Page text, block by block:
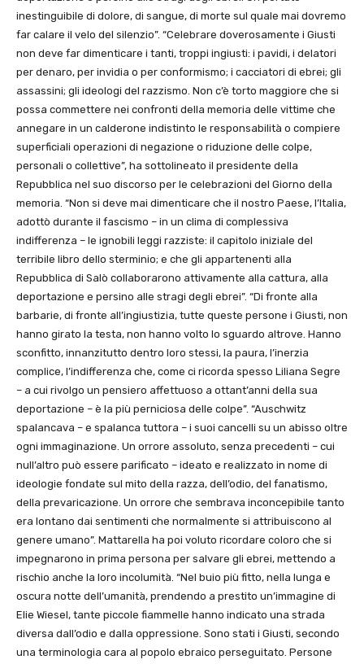
inestinguibile di dolore, di sangue, di morte sul quale mai dovremo
far calare il velo del silenzio”. “Celebrare doverosamente i Giusti
non deve far dimenticare i tanti, troppi ingiusti: i pavidi, i delatori
per denaro, per invidia o per conformismo; i cacciatori di ebrei; gli
assassini; gli ideologi del razzismo. Non c’è torto maggiore che si
possa commettere nei confronti della memoria delle vittime che
annegare in un calderone indistinto le responsabilità o compiere
superficiali operazioni di negazione o riduzione delle colpe,
personali o collettive”, ha sottolineato il presidente della
Repubblica nel suo discorso per le celebrazioni del Giorno della
memoria. “Non si deve mai dimenticare che il nostro Paese, l’Italia,
adottò durante il fascismo – in un clima di complessiva
indifferenza – le ignobili leggi razziste: il capitolo iniziale del
terribile libro dello sterminio; e che gli appartenenti alla
Repubblica di Salò collaborarono attivamente alla cattura, alla
deportazione e persino alle stragi degli ebrei”. “Di fronte alla
barbarie, di fronte all’ingiustizia, tutte queste persone i Giusti, non
hanno girato la testa, non hanno volto lo sguardo altrove. Hanno
sconfitto, innanzitutto dentro loro stessi, la paura, l’inerzia
complice, l’indifferenza che, come ci ricorda spesso Liliana Segre
– a cui rivolgo un pensiero affettuoso a ottant’anni della sua
deportazione – è la più perniciosa delle colpe”. “Auschwitz
spalancava – e spalanca tuttora – i suoi cancelli su un abisso oltre
ogni immaginazione. Un orrore assoluto, senza precedenti – cui
null’altro può essere parificato – ideato e realizzato in nome di
ideologie fondate sul mito della razza, dell’odio, del fanatismo,
della prevaricazione. Un orrore che sembrava inconcepibile tanto
era lontano dai sentimenti che normalmente si attribuiscono al
genere umano”. Mattarella ha poi voluto ricordare coloro che si
impegnarono in prima persona per salvare gli ebrei, mettendo a
rischio anche la loro incolumità. “Nel buio più fitto, nella lunga e
oscura notte dell’umanità, prendendo a prestito un’immagine di
Elie Wiesel, tante piccole fiammelle hanno indicato una strada
diversa dall’odio e dalla oppressione. Sono stati i Giusti, secondo
una terminologia cara al popolo ebraico perseguitato. Persone